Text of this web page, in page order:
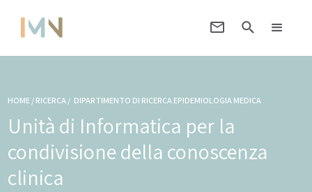
HOME / RICERCA / DIPARTIMENTO DI RICERCA EPIDEMIOLOGIA MEDICA
Unità di Informatica per la
condivisione della conoscenza
clinica